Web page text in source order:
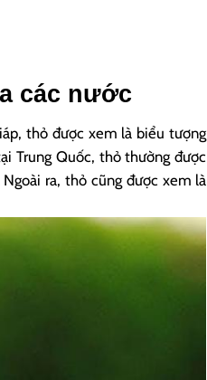
các nước
thỏ được xem là biểu tượng
Trung Quốc, thỏ thường được
ra, thỏ cũng được xem là